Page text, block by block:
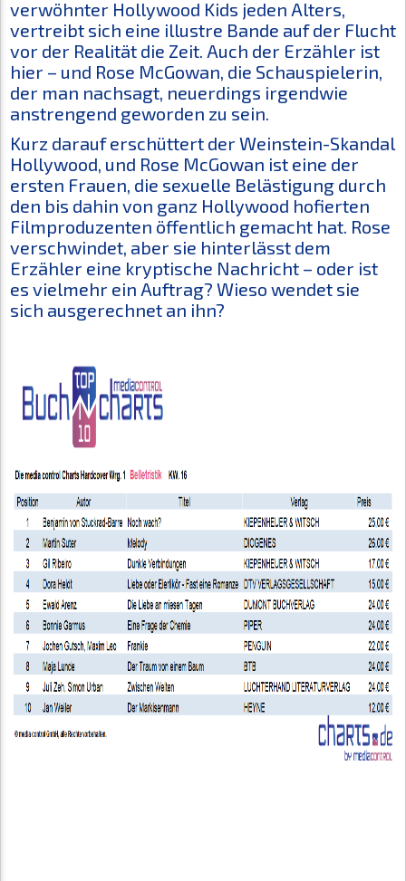
verwöhnter Hollywood Kids jeden Alters,
vertreibt sich eine illustre Bande auf der Flucht
vor der Realität die Zeit. Auch der Erzähler ist
hier – und Rose McGowan, die Schauspielerin,
der man nachsagt, neuerdings irgendwie
anstrengend geworden zu sein.
Kurz darauf erschüttert der Weinstein-Skandal
Hollywood, und Rose McGowan ist eine der
ersten Frauen, die sexuelle Belästigung durch
den bis dahin von ganz Hollywood hofierten
Filmproduzenten öffentlich gemacht hat. Rose
verschwindet, aber sie hinterlässt dem
Erzähler eine kryptische Nachricht – oder ist
es vielmehr ein Auftrag? Wieso wendet sie
sich ausgerechnet an ihn?